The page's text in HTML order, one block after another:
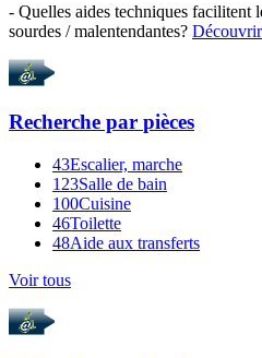
- Quelles aides techniques facilitent
sourdes / malentendantes?
Recherche par pièces
43Escalier, marche
123Salle de bain
100Cuisine
46Toilette
48Aide aux transferts
Voir tous